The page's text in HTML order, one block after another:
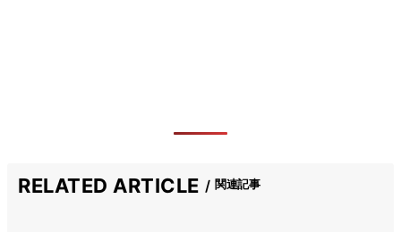
RELATED ARTICLE 関連記事